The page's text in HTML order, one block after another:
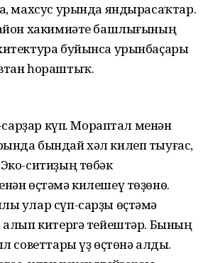
махсус урында яндырасаҡтар.
хакимиәте башлығының
буйынса урынбаҫары
һораштыҡ.
сарҙар күп. Мораптал менән
бындай хәл килеп тыуғас,
ситиҙың төбәк
өҫтәмә килешеү төҙөнө.
улар сүп-сарҙы өҫтәмә
алып китергә тейештәр. Бының
советтары үҙ өҫтөнә алды.